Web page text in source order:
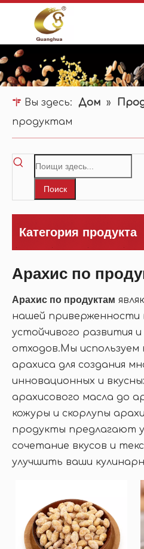
Вы здесь: Дом »
продуктам
Поиск
Категория продукта
Арахис по
Арахис по продуктам
нашей приверженности
устойчивого развития
отходов.Мы используем
арахиса для создания
инновационных и
арахисового масла до
кожуры и скорлупы
продукты предлагают
сочетание вкусов и
улучшить ваши